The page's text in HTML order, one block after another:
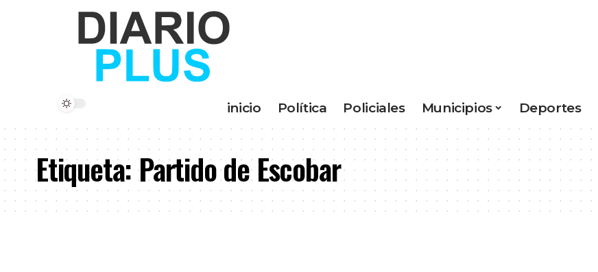
inicio Política Policiales Municipios Deportes
Etiqueta:Partido de Escobar